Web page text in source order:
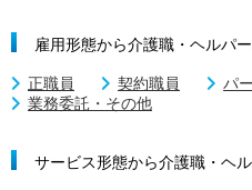
雇用形態から介護職・ヘルパ
正職員 契約職員
パ
業務委託・その他
サービス形態から介護職・ヘ